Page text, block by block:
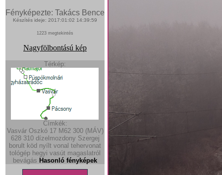
Fényképezte: Takács Bence
Készítés ideje: 2017:01:02 14:39:59
1223 megtekintés
Nagyfölbontású kép
Térkép:
Címkék:
Vasvár Oszkó 17 M62 300 (MÁV)
628 310 dízelmozdony Szergej
borult köd nyílt vonal tehervonat
tológép hegyi vasút magaslatról
bevágás Hasonló fényképek